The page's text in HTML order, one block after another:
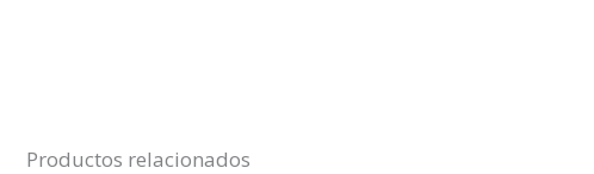
Productos relacionados